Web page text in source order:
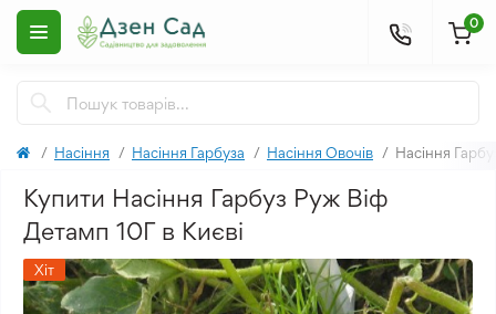
0
Насіння Насіння Гарбуза Насіння Овочів Насіння
Купити Насіння Гарбуз Руж Віф
Детамп 10Г в Києві
Хіт